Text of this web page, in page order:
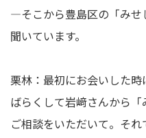
―そこから豊島区の「みせ
聞いています。
栗林：最初にお会いした
ばらくして岩﨑さんから
ご相談をいただいて。そ